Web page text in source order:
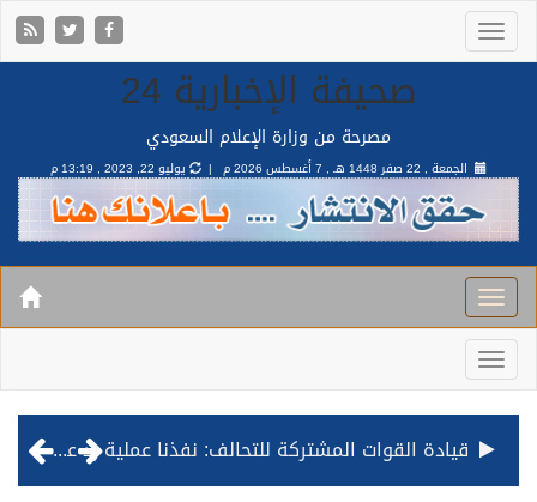
صحيفة الإخبارية 24
مصرحة من وزارة الإعلام السعودي
الجمعة , 22 صفر 1448 هـ , 7 أغسطس 2026 م | يوليو 22, 2023 , 13:19 م
قيادة القوات المشتركة للتحالف: نفذنا عملية رد عسكري متناسبة لأهداف عسكرية مشروعة تابعة للمليشيا الحوثية الإرهابية في محافظة الحديدة